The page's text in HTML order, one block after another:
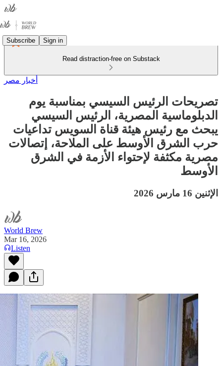
Subscribe Sign in
Read distraction-free on Substack
أخبار مصر
تصريحات الرئيس السيسي بمناسبة يوم
الدبلوماسية المصرية، الرئيس السيسي
يبحث مع رئيس هيئة قناة السويس تداعيات
حرب الشرق الأوسط على الملاحة، إتصالات
مصرية مكثفة لإحتواء الأزمة في الشرق
الأوسط
الإثنين 16 مارس 2026
World Brew
Mar 16, 2026
Listen